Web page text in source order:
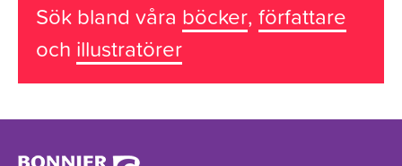
Sök bland våra böcker, författare
och illustratörer